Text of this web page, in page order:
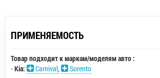
ПРИМЕНЯЕМОСТЬ
Товар подходит к маркам/моделям авто :
-Kia: Carnival
Sorento